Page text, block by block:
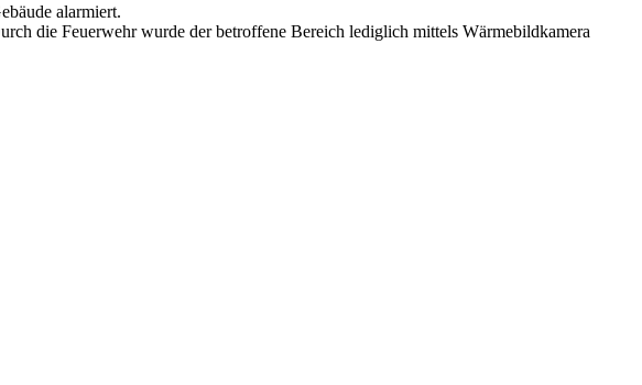
alarmiert.
die Feuerwehr wurde der betroffene Bereich lediglich mittels Wärmebildkamera